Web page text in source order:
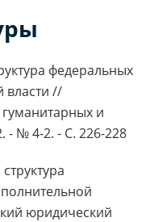
федеральных
власти //
и
- № 4-2. - С. 226-228
юридический